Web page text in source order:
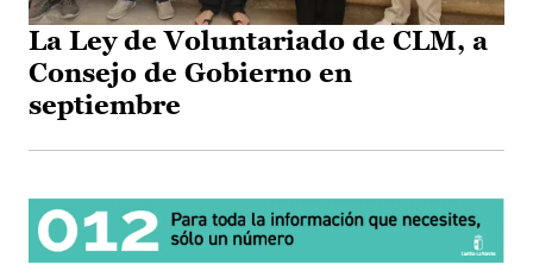
La Ley de Voluntariado de CLM, a
Consejo de Gobierno en
septiembre